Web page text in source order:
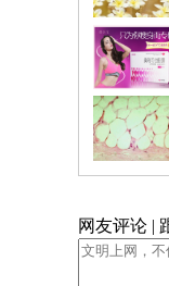
网友评论 |